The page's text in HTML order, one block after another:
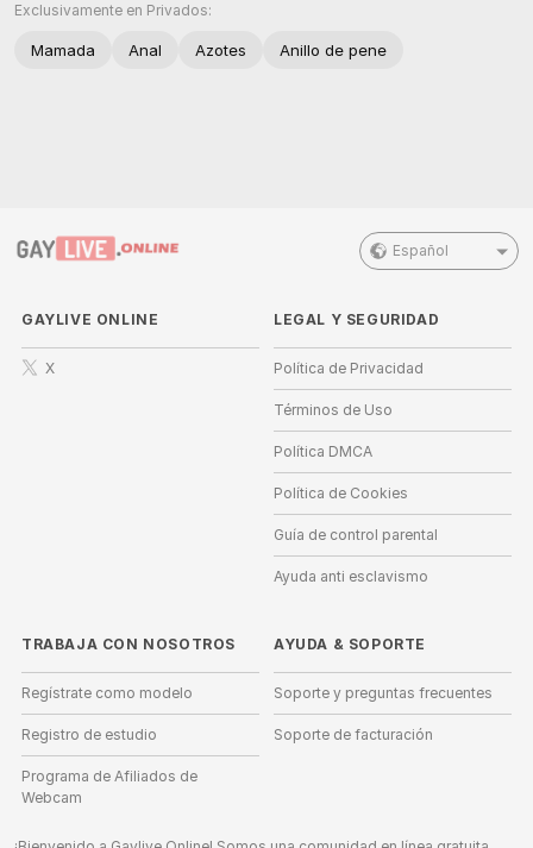
Exclusivamente en Privados:
Mamada Anal Azotes Anillo de pene
Español
GAYLIVE ONLINE
X
LEGAL Y SEGURIDAD
Política de Privacidad
Términos de Uso
Política DMCA
Política de Cookies
Guía de control parental
Ayuda anti esclavismo
TRABAJA CON NOSOTROS
Regístrate como modelo
Registro de estudio
Programa de Afiliados de
Webcam
AYUDA & SOPORTE
Soporte y preguntas frecuentes
Soporte de facturación